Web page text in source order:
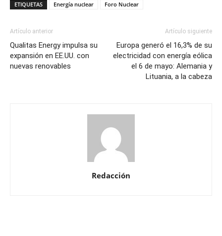
ETIQUETAS Energía nuclear Foro Nuclear
Artículo anterior
Qualitas Energy impulsa su
expansión en EE.UU. con
nuevas renovables
Artículo siguiente
Europa generó el 16,3% de su
electricidad con energía eólica
el 6 de mayo: Alemania y
Lituania, a la cabeza
Redacción